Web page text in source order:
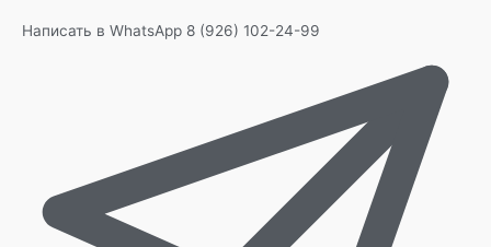
Написать в WhatsApp 8 (926) 102-24-99